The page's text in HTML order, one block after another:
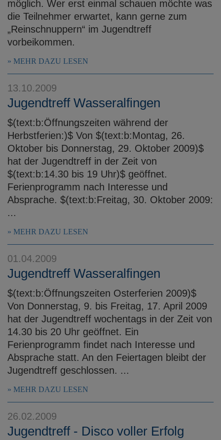
möglich. Wer erst einmal schauen möchte was
die Teilnehmer erwartet, kann gerne zum
„Reinschnuppern“ im Jugendtreff
vorbeikommen.
MEHR DAZU LESEN
13.10.2009
Jugendtreff Wasseralfingen
$(text:b:Öffnungszeiten während der
Herbstferien:)$ Von $(text:b:Montag, 26.
Oktober bis Donnerstag, 29. Oktober 2009)$
hat der Jugendtreff in der Zeit von
$(text:b:14.30 bis 19 Uhr)$ geöffnet.
Ferienprogramm nach Interesse und
Absprache. $(text:b:Freitag, 30. Oktober 2009:
...
MEHR DAZU LESEN
01.04.2009
Jugendtreff Wasseralfingen
$(text:b:Öffnungszeiten Osterferien 2009)$
Von Donnerstag, 9. bis Freitag, 17. April 2009
hat der Jugendtreff wochentags in der Zeit von
14.30 bis 20 Uhr geöffnet. Ein
Ferienprogramm findet nach Interesse und
Absprache statt. An den Feiertagen bleibt der
Jugendtreff geschlossen. ...
MEHR DAZU LESEN
26.02.2009
Jugendtreff - Disco voller Erfolg